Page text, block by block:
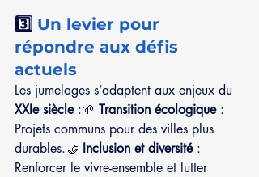
3️⃣ Un levier pour
répondre aux défis
actuels
Les jumelages s’adaptent aux enjeux du
XXIe siècle :🌱 Transition écologique :
Projets communs pour des villes plus
durables.🤝 Inclusion et diversité :
Renforcer le vivre-ensemble et lutter